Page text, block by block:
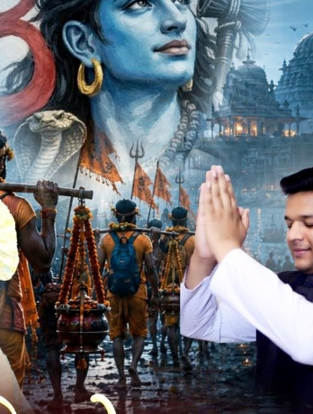
मंदिर को रेलवे ठेकेदारों व इंजिनियरों ने बगेर
हुए रेलवे कॉलोनी में एक पेड़ के नीचे रख दिया
पुन: प्लेटफार्म नं. 2 पर पूर्व में बने मंदिर के
लगे। इसी कड़ी में रविवार को भी रहवासी
को ज्ञापन सौंपकर इसी स्थान पर मंदिर बनाने
मंदिर नहीं बनाया तो आंदोलन किया जाएगा।